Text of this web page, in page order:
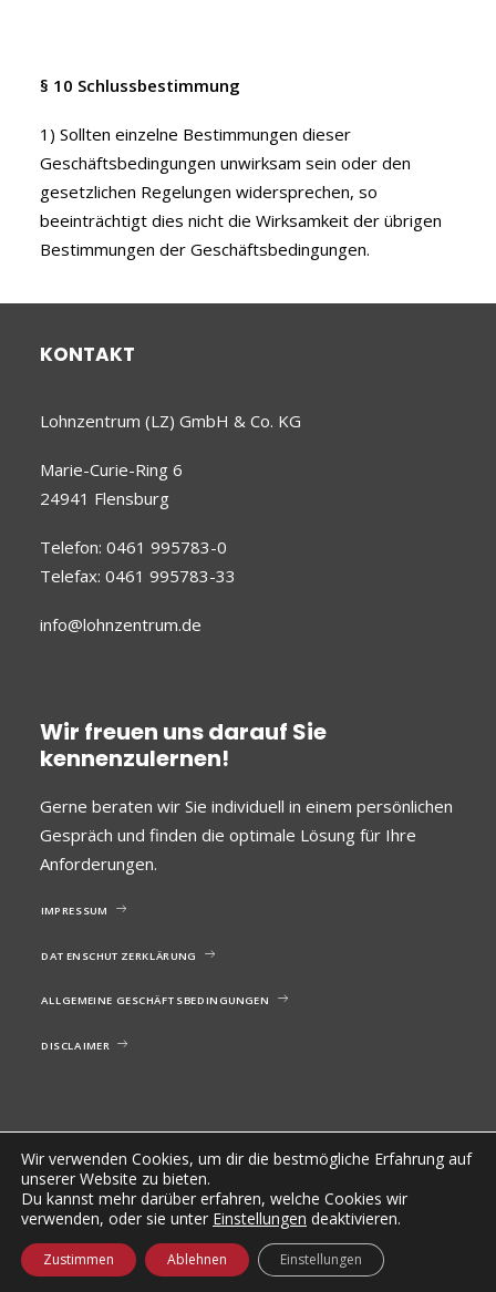
§ 10 Schlussbestimmung
1) Sollten einzelne Bestimmungen dieser
Geschäftsbedingungen unwirksam sein oder den
gesetzlichen Regelungen widersprechen, so
beeinträchtigt dies nicht die Wirksamkeit der übrigen
Bestimmungen der Geschäftsbedingungen.
KONTAKT
Lohnzentrum (LZ) GmbH & Co. KG
Marie-Curie-Ring 6
24941 Flensburg
Telefon: 0461 995783-0
Telefax: 0461 995783-33
info@lohnzentrum.de
Wir freuen uns darauf Sie
kennenzulernen!
Gerne beraten wir Sie individuell in einem persönlichen
Gespräch und finden die optimale Lösung für Ihre
Anforderungen.
IMPRESSUM
DATENSCHUTZERKLÄRUNG
ALLGEMEINE GESCHÄFTSBEDINGUNGEN
DISCLAIMER
© 2026 Lohnzentrum. All rights reserved
Wir verwenden Cookies, um dir die bestmögliche Erfahrung auf
unserer Website zu bieten.
Du kannst mehr darüber erfahren, welche Cookies wir
verwenden, oder sie unter Einstellungen deaktivieren.
Zustimmen Ablehnen Einstellungen